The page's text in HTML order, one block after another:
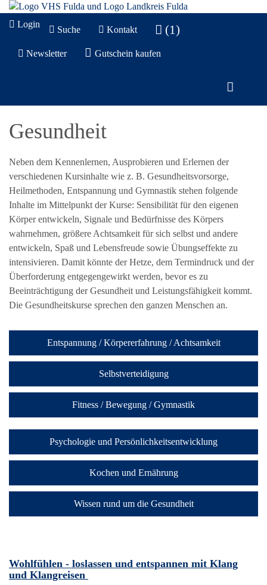
Login
Suche Kontakt (1)
Newsletter Gutschein kaufen
Gesundheit
Neben dem Kennenlernen, Ausprobieren und Erlernen der
verschiedenen Kursinhalte wie z. B. Gesundheitsvorsorge,
Heilmethoden, Entspannung und Gymnastik stehen folgende
Inhalte im Mittelpunkt der Kurse: Sensibilität für den eigenen
Körper entwickeln, Signale und Bedürfnisse des Körpers
wahrnehmen, größere Achtsamkeit für sich selbst und andere
entwickeln, Spaß und Lebensfreude sowie Übungseffekte zu
intensivieren. Damit könnte der Hetze, dem Termindruck und der
Überforderung entgegengewirkt werden, bevor es zu
Beeinträchtigung der Gesundheit und Leistungsfähigkeit kommt.
Die Gesundheitskurse sprechen den ganzen Menschen an.
Entspannung / Körpererfahrung / Achtsamkeit
Selbstverteidigung
Fitness / Bewegung / Gymnastik
Psychologie und Persönlichkeitsentwicklung
Kochen und Ernährung
Wissen rund um die Gesundheit
Wohlfühlen - loslassen und entspannen mit Klang
und Klangreisen